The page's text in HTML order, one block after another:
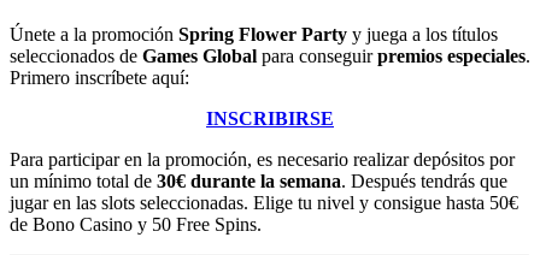
Únete a la promoción Spring Flower Party y juega a los títulos
seleccionados de Games Global para conseguirpremios especiales.
Primero inscríbete aquí:
INSCRIBIRSE
Para participar en la promoción, es necesario realizar depósitos por
un mínimo total de 30€ durante la semana. Después tendrás que
jugar en las slots seleccionadas. Elige tu nivel y consigue hasta 50€
de Bono Casino y 50 Free Spins.